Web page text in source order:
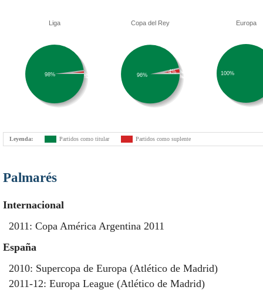
Liga
98%
Copa del Rey
96%
4%
Europa
100%
Leyenda: Partidos como titular Partidos como suplente
Palmarés
Internacional
2011: Copa América Argentina 2011
España
2010: Supercopa de Europa (Atlético de Madrid)
2011-12: Europa League (Atlético de Madrid)